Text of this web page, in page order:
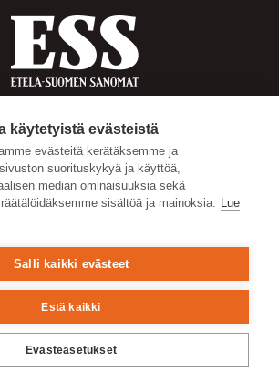
käytetyistä evästeistä
evästeitä kerätäksemme ja
suorituskykyä ja käyttöä,
median ominaisuuksia sekä
sisältöä ja mainoksia. Lue
Salli kaikki evästeet
Estä kaikki
Evästeasetukset